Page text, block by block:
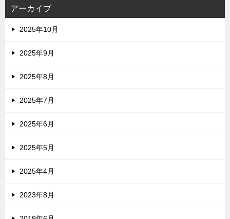
アーカイブ
2025年10月
2025年9月
2025年8月
2025年7月
2025年6月
2025年5月
2025年4月
2023年8月